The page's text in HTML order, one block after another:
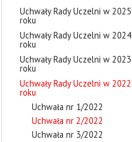
Uchwały Rady Uczelni w 2025
roku
Uchwały Rady Uczelni w 2024
roku
Uchwały Rady Uczelni w 2023
roku
Uchwały Rady Uczelni w 2022
roku
Uchwała nr 1/2022
Uchwała nr 2/2022
Uchwała nr 3/2022